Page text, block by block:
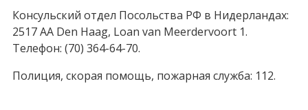
Консульский отдел Посольства РФ в Нидерландах:
2517 AA Den Нааg, Loan van Meerdervoort 1.
Телефон: (70) 364-64-70.
Полиция, скорая помощь, пожарная служба: 112.